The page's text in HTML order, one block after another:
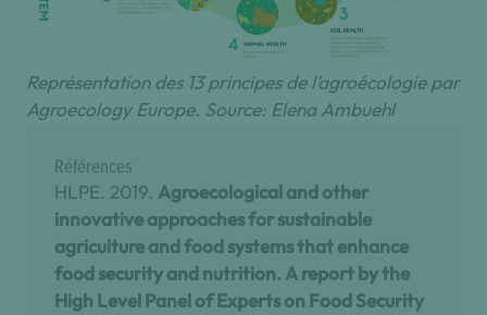
Représentation des 13 principes de l’agroécologie par
Agroecology Europe. Source: Elena Ambuehl
Références
HLPE. 2019. Agroecological and other
innovative approaches for sustainable
agriculture and food systems that enhance
food security and nutrition. A report by the
High Level Panel of Experts on Food Security